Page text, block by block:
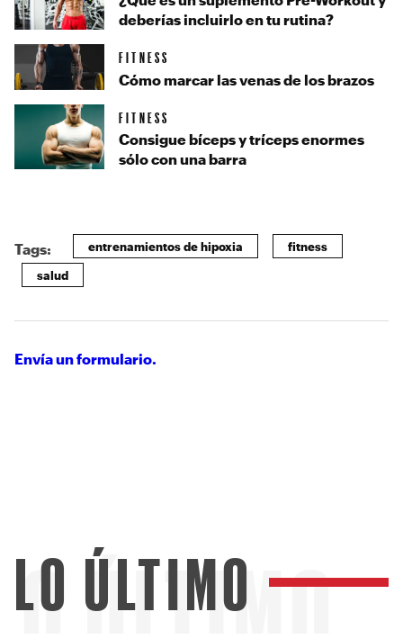
deberías incluirlo en tu rutina?
FITNESS
Cómo marcar las venas de los brazos
FITNESS
Consigue bíceps y tríceps enormes
sólo con una barra
Tags: entrenamientos de hipoxia fitness
salud
Envía un formulario.
ÚLTIMO
LO ÚLTIMO